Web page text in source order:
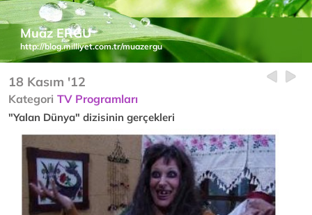
Muaz ERGU
http://blog.milliyet.com.tr/muazergu
18 Kasım '12
Kategori TV Programları
"Yalan Dünya" dizisinin gerçekleri